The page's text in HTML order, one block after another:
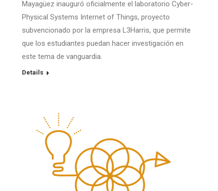
Mayagüez inauguró oficialmente el laboratorio Cyber-
Physical Systems Internet of Things, proyecto
subvencionado por la empresa L3Harris, que permite
que los estudiantes puedan hacer investigación en
este tema de vanguardia.
Details